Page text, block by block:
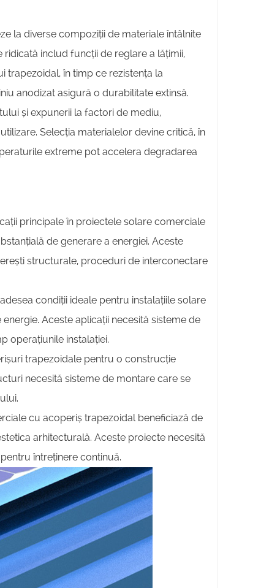
la diverse compoziții de materiale întâlnite
includ funcții de reglare a lățimii,
trapezoidal, în timp ce rezistența la
anodizat asigură o durabilitate extinsă.
și expunerii la factori de mediu,
Selecția materialelor devine critică, în
extreme pot accelera degradarea
principale în proiectele solare comerciale
de generare a energiei. Aceste
structurale, proceduri de interconectare
condiții ideale pentru instalațiile solare
Aceste aplicații necesită sisteme de
operațiunile instalației.
trapezoidale pentru o construcție
necesită sisteme de montare care se
cu acoperiș trapezoidal beneficiază de
arhitecturală. Aceste proiecte necesită
întreținere continuă.